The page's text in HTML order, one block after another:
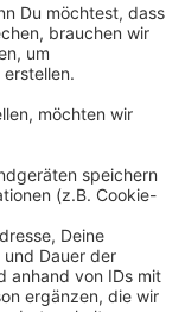
den Frühling
Pollen,
oder
richtig plagen.
Wie
hilft?
und
Kepler